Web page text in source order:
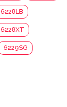
6228LB
6228XT
6229SG